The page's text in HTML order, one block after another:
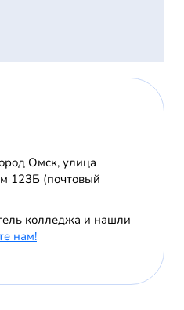
Омск, улица
123Б (почтовый
колледжа и нашли
нам!